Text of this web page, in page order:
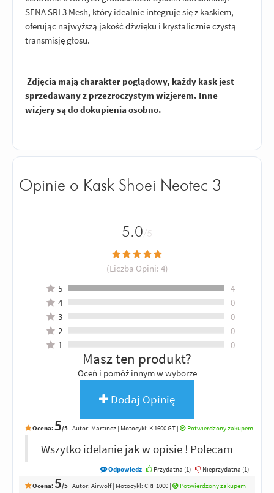
SENA SRL3 Mesh, który idealnie integruje się z kaskiem,
oferując najwyższą jakość dźwięku i krystalicznie czystą
transmisję głosu.
Zdjęcia mają charakter poglądowy, każdy kask jest
sprzedawany z przezroczystym wizjerem. Inne
wizjery są do dokupienia osobno.
Opinie o Kask Shoei Neotec 3
5.0 /5
(Liczba Opini: 4)
5
4
4
0
3
0
2
0
1
0
Masz ten produkt?
Oceń i pomóż innym w wyborze
Dodaj Opinię
Ocena:5/5 | Autor: Martinez | Motocykl: K 1600 GT | Potwierdzony zakupem
Wszytko idelanie jak w opisie ! Polecam
Odpowiedz | Przydatna (1) | Nieprzydatna (1)
Ocena:5/5 | Autor: Airwolf| Motocykl: CRF 1000 | Potwierdzony zakupem